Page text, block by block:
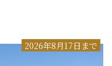
2026年8月17日まで